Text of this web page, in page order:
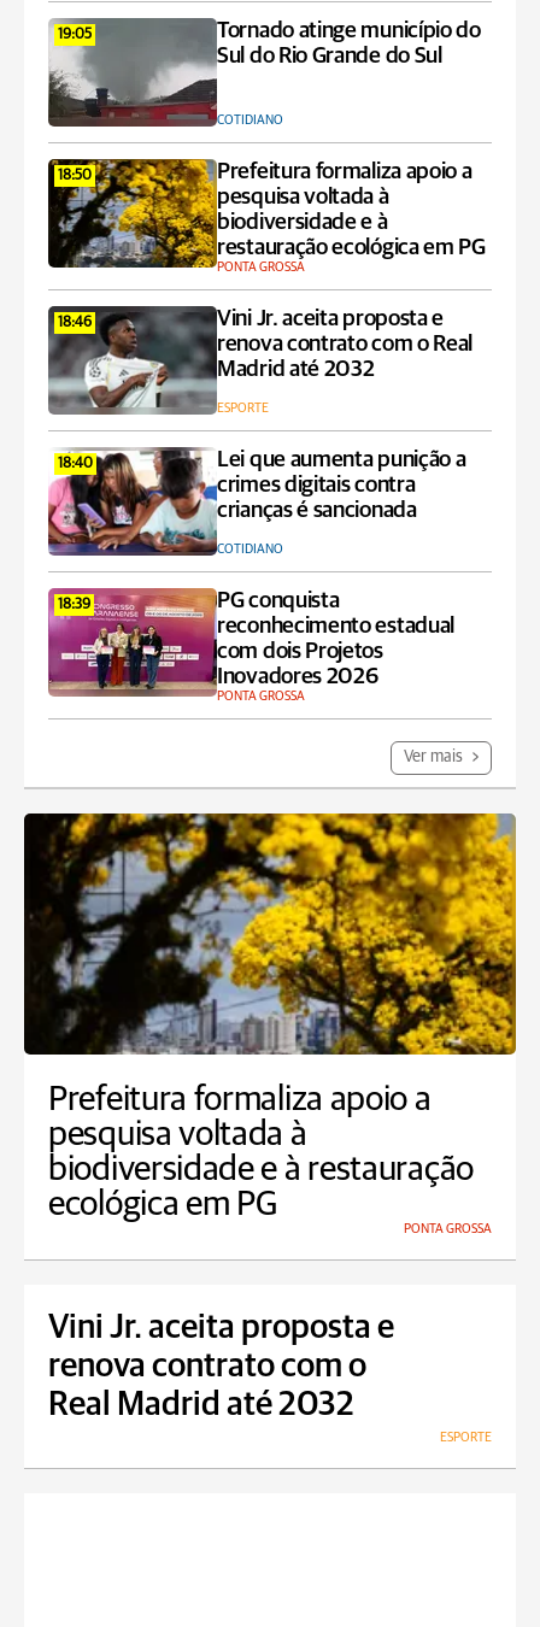
19:05
Tornado atinge município do
Sul do Rio Grande do Sul
COTIDIANO
18:50
Prefeitura formaliza apoio a
pesquisa voltada à
biodiversidade e à
restauração ecológica em PG
PONTA GROSSA
18:46
Vini Jr. aceita proposta e
renova contrato com o Real
Madrid até 2032
ESPORTE
18:40
Lei que aumenta punição a
crimes digitais contra
crianças é sancionada
COTIDIANO
18:39
PG conquista
reconhecimento estadual
com dois Projetos
Inovadores 2026
PONTA GROSSA
Ver mais
Prefeitura formaliza apoio a
pesquisa voltada à
biodiversidade e à restauração
ecológica em PG
PONTA GROSSA
Vini Jr. aceita proposta e
renova contrato com o
Real Madrid até 2032
ESPORTE